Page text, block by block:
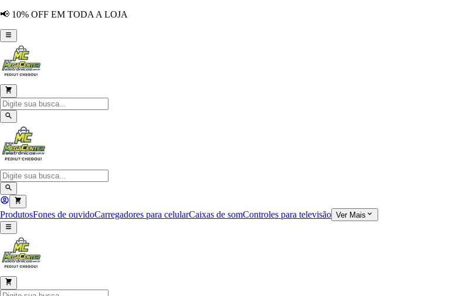
📢 10% OFF EM TODA A LOJA
ProdutosFones de ouvidoCarregadores para celularCaixas de somControles para televisão Ver Mais